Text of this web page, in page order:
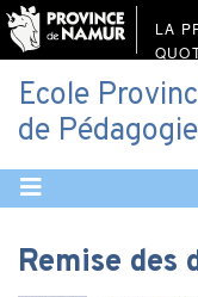
LA
Ecole
de Pédagogie
Remise des